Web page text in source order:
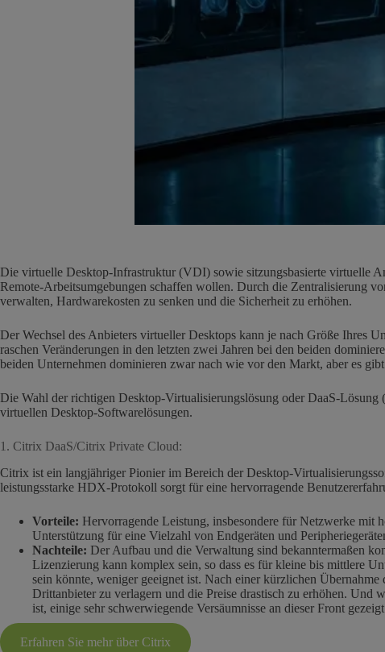
Die virtuelle Desktop-Infrastruktur (VDI) sowie sitzungsbasierte virtuelle
Remote-Arbeitsumgebungen schaffen wollen. Durch die Zentralisierung
verwalten, Hardwarekosten zu senken und die Sicherheit zu erhöhen.
Der Wechsel des Anbieters virtueller Desktops kann je nach Größe Ihres
raschen Veränderungen in den letzten zwei Jahren bei den beiden
beiden Unternehmen dominieren zwar nach wie vor den Markt, aber es
Die Wahl der richtigen Desktop-Virtualisierungslösung oder DaaS-
virtuellen Desktop-Softwarelösungen.
1. Citrix DaaS/Citrix Private Cloud:
Citrix ist ein langjähriger Pionier im Bereich der Desktop-
leistungsstarke HDX-Protokoll sorgt für eine hervorragende
Vorteile: Hervorragende Leistung, insbesondere für Netzwerke mit
Unterstützung für eine Vielzahl von Endgeräten und
Nachteile: Der Aufbau und die Verwaltung sind bekanntermaßen
Lizenzierung kann komplex sein, so dass es für kleine bis mittlere
sein könnte, weniger geeignet ist. Nach einer kürzlichen
Drittanbieter zu verlagern und die Preise drastisch zu erhöhen.
ist, einige sehr schwerwiegende Versäumnisse an dieser Front
Erfahren Sie mehr über Citrix